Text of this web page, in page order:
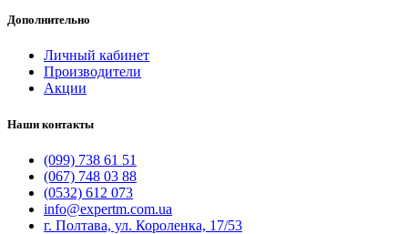
Дополнительно
Личный кабинет
Производители
Акции
Наши контакты
(099) 738 61 51
(067) 748 03 88
(0532) 612 073
info@expertm.com.ua
г. Полтава, ул. Короленка, 17/53